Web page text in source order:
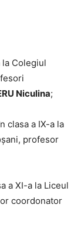
la Colegiul
Niculina;
clasa a IX-a la
profesor
a XI-a la Liceul
coordonator